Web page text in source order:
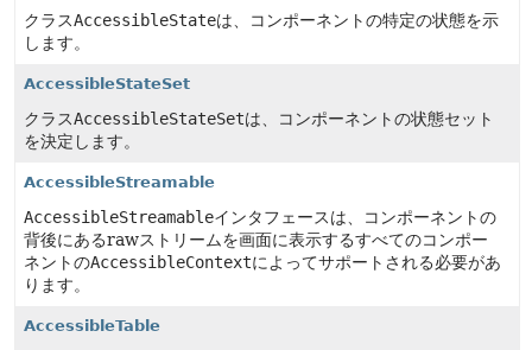
クラスAccessibleStateは、コンポーネントの特定の状態を示
します。
AccessibleStateSet
クラスAccessibleStateSetは、コンポーネントの状態セット
を決定します。
AccessibleStreamable
AccessibleStreamableインタフェースは、コンポーネントの
背後にあるrawストリームを画面に表示するすべてのコンポー
ネントのAccessibleContextによってサポートされる必要があ
ります。
AccessibleTable